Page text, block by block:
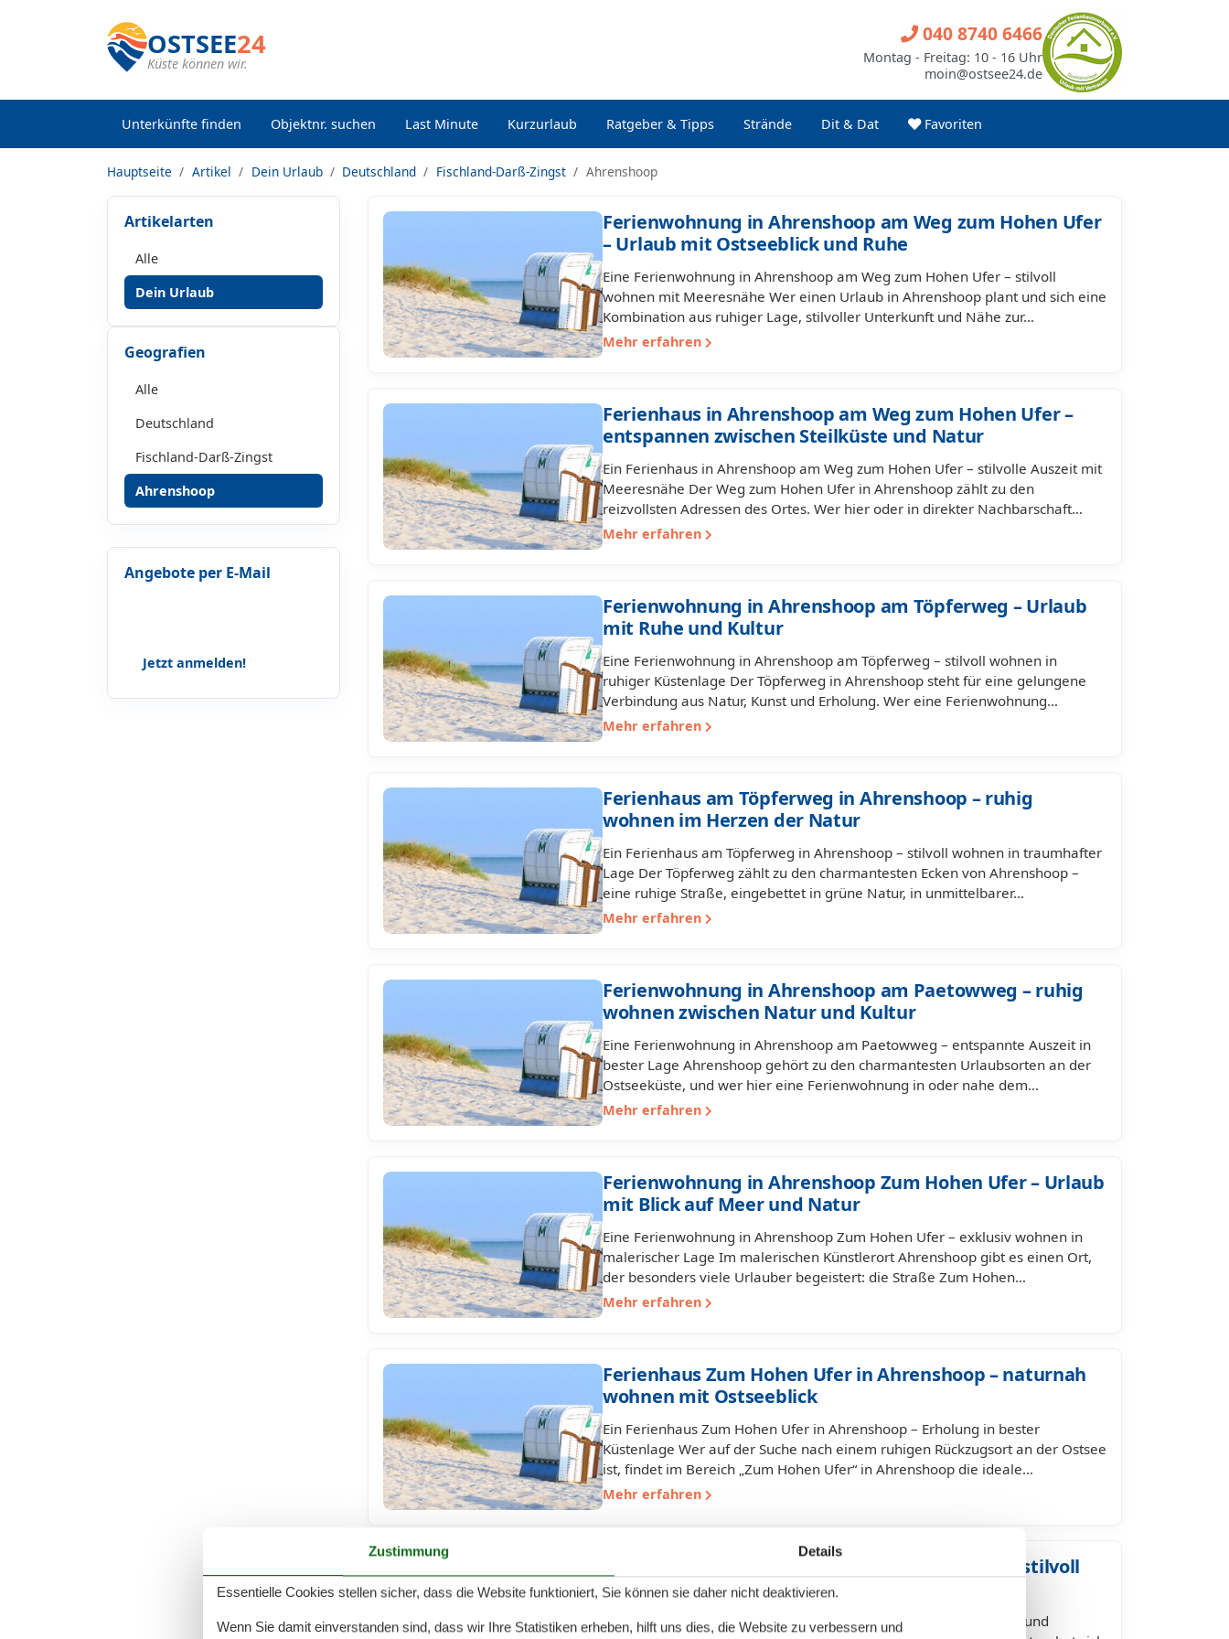
OSTSEE24
Küste können wir.
Unterkünfte finden Objektnr. suchen Last Minute Kurzurlaub Ratgeber & Tipps Strände Dit & Dat Favoriten
040 8740 6466
Montag - Freitag: 10 - 16 Uhr
moin@ostsee24.de
Hauptseite Artikel Dein Urlaub Deutschland Fischland-Darß-Zingst Ahrenshoop
Ferienwohnung in Ahrenshoop am Weg zum Hohen Ufer
– Urlaub mit Ostseeblick und Ruhe
Eine Ferienwohnung in Ahrenshoop am Weg zum Hohen Ufer – stilvoll
wohnen mit Meeresnähe Wer einen Urlaub in Ahrenshoop plant und sich eine
Kombination aus ruhiger Lage, stilvoller Unterkunft und Nähe zur…
Mehr erfahren
Ferienhaus in Ahrenshoop am Weg zum Hohen Ufer –
entspannen zwischen Steilküste und Natur
Ein Ferienhaus in Ahrenshoop am Weg zum Hohen Ufer – stilvolle Auszeit mit
Meeresnähe Der Weg zum Hohen Ufer in Ahrenshoop zählt zu den
reizvollsten Adressen des Ortes. Wer hier oder in direkter Nachbarschaft…
Mehr erfahren
Ferienwohnung in Ahrenshoop am Töpferweg – Urlaub
mit Ruhe und Kultur
Eine Ferienwohnung in Ahrenshoop am Töpferweg – stilvoll wohnen in
ruhiger Küstenlage Der Töpferweg in Ahrenshoop steht für eine gelungene
Verbindung aus Natur, Kunst und Erholung. Wer eine Ferienwohnung…
Mehr erfahren
Ferienhaus am Töpferweg in Ahrenshoop – ruhig
wohnen im Herzen der Natur
Ein Ferienhaus am Töpferweg in Ahrenshoop – stilvoll wohnen in traumhafter
Lage Der Töpferweg zählt zu den charmantesten Ecken von Ahrenshoop –
eine ruhige Straße, eingebettet in grüne Natur, in unmittelbarer…
Mehr erfahren
Ferienwohnung in Ahrenshoop am Paetowweg – ruhig
wohnen zwischen Natur und Kultur
Eine Ferienwohnung in Ahrenshoop am Paetowweg – entspannte Auszeit in
bester Lage Ahrenshoop gehört zu den charmantesten Urlaubsorten an der
Ostseeküste, und wer hier eine Ferienwohnung in oder nahe dem…
Mehr erfahren
Ferienwohnung in Ahrenshoop Zum Hohen Ufer – Urlaub
mit Blick auf Meer und Natur
Eine Ferienwohnung in Ahrenshoop Zum Hohen Ufer – exklusiv wohnen in
malerischer Lage Im malerischen Künstlerort Ahrenshoop gibt es einen Ort,
der besonders viele Urlauber begeistert: die Straße Zum Hohen…
Mehr erfahren
Ferienhaus Zum Hohen Ufer in Ahrenshoop – naturnah
wohnen mit Ostseeblick
Ein Ferienhaus Zum Hohen Ufer in Ahrenshoop – Erholung in bester
Küstenlage Wer auf der Suche nach einem ruhigen Rückzugsort an der Ostsee
ist, findet im Bereich „Zum Hohen Ufer“ in Ahrenshoop die ideale…
Mehr erfahren
Ferienwohnung in Ahrenshoop am Hafenweg – stilvoll
wohnen in Boddennähe
Eine Ferienwohnung in Ahrenshoop am Hafenweg – Ruhe, Natur und
Artikelarten
Alle
Dein Urlaub
Geografien
Alle
Deutschland
Fischland-Darß-Zingst
Ahrenshoop
Angebote per E-Mail
Jetzt anmelden!
Zustimmung Details
Essentielle Cookies stellen sicher, dass die Website funktioniert, Sie können sie daher nicht deaktivieren.
Wenn Sie damit einverstanden sind, dass wir Ihre Statistiken erheben, hilft uns dies, die Website zu verbessern und